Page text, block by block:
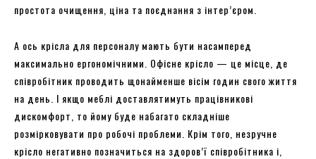
простота очищення, ціна та поєднання з інтер’єром.
А ось крісла для персоналу мають бути насамперед
максимально ергономічними. Офісне крісло — це місце, де
співробітник проводить щонайменше вісім годин свого життя
на день. І якщо меблі доставлятимуть працівникові
дискомфорт, то йому буде набагато складніше
розмірковувати про робочі проблеми. Крім того, незручне
крісло негативно позначиться на здоров’ї співробітника і,